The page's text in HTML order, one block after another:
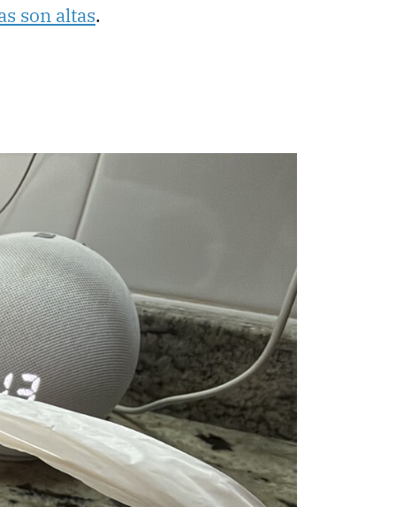
son altas.